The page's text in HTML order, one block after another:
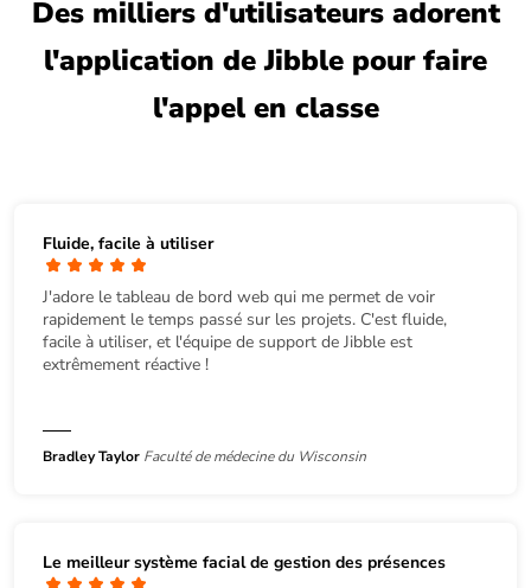
Des milliers d'utilisateurs adorent
l'application de Jibble pour faire
l'appel en classe
Fluide, facile à utiliser
J'adore le tableau de bord web qui me permet de voir
rapidement le temps passé sur les projets. C'est fluide,
facile à utiliser, et l'équipe de support de Jibble est
extrêmement réactive !
Bradley Taylor Faculté de médecine du Wisconsin
Le meilleur système facial de gestion des présences